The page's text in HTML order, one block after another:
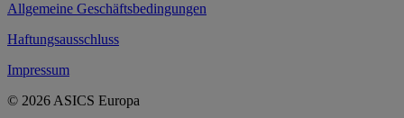
Allgemeine Geschäftsbedingungen
Haftungsausschluss
Impressum
© 2026 ASICS Europa